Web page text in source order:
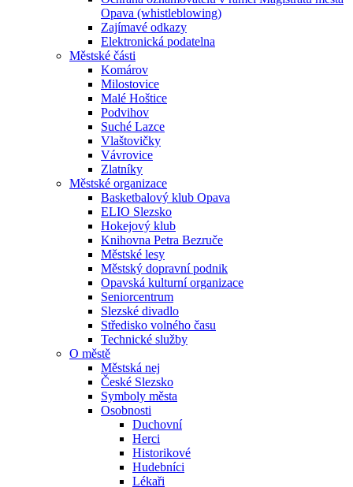
Opava (whistleblowing)
Zajímavé odkazy
Elektronická podatelna
Městské části
Komárov
Milostovice
Malé Hoštice
Podvihov
Suché Lazce
Vlaštovičky
Vávrovice
Zlatníky
Městské organizace
Basketbalový klub Opava
ELIO Slezsko
Hokejový klub
Knihovna Petra Bezruče
Městské lesy
Městský dopravní podnik
Opavská kulturní organizace
Seniorcentrum
Slezské divadlo
Středisko volného času
Technické služby
O městě
Městská nej
České Slezsko
Symboly města
Osobnosti
Duchovní
Herci
Historikové
Hudebníci
Lékaři